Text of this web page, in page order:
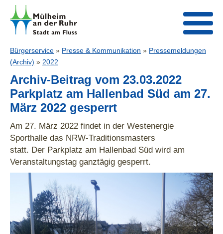
Bürgerservice » Presse & Kommunikation » Pressemeldungen
(Archiv) » 2022
Archiv-Beitrag vom 23.03.2022
Parkplatz am Hallenbad Süd am 27.
März 2022 gesperrt
Am 27. März 2022 findet in der Westenergie
Sporthalle das NRW-Traditionsmasters
statt. Der Parkplatz am Hallenbad Süd wird am
Veranstaltungstag ganztägig gesperrt.